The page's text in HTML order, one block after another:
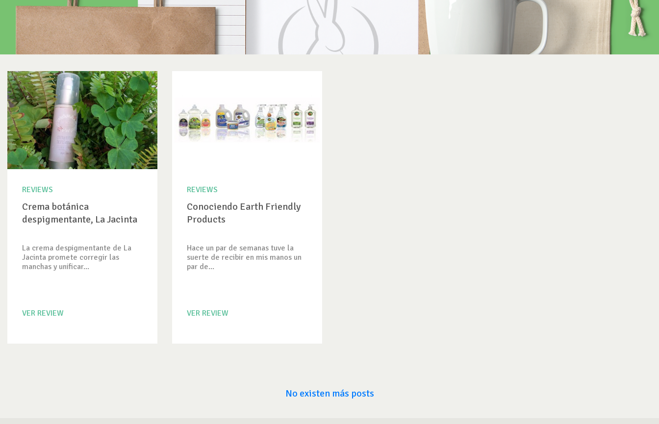
REVIEWS
Crema botánica
despigmentante, La Jacinta
La crema despigmentante de La
Jacinta promete corregir las
manchas y unificar...
VER REVIEW
REVIEWS
Conociendo Earth Friendly
Products
Hace un par de semanas tuve la
suerte de recibir en mis manos un
par de...
VER REVIEW
No existen más posts